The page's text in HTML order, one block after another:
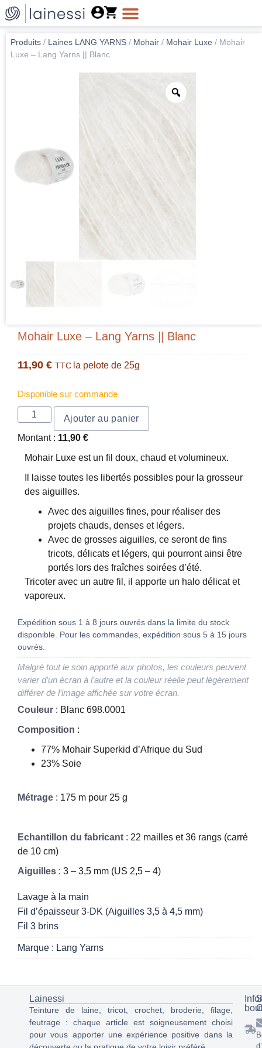
Produits / Laines LANG YARNS / Mohair / Mohair Luxe / Mohair
Luxe – Lang Yarns || Blanc
Mohair Luxe – Lang Yarns || Blanc
11,90 € TTC la pelote de 25g
Disponible sur commande
Ajouter au panier
Montant : 11,90 €
Mohair Luxe est un fil doux, chaud et volumineux.
Il laisse toutes les libertés possibles pour la grosseur
des aiguilles.
Avec des aiguilles fines, pour réaliser des
projets chauds, denses et légers.
Avec de grosses aiguilles, ce seront de fins
tricots, délicats et légers, qui pourront ainsi être
portés lors des fraîches soirées d’été.
Tricoter avec un autre fil, il apporte un halo délicat et
vaporeux.
Expédition sous 1 à 8 jours ouvrés dans la limite du stock
disponible. Pour les commandes, expédition sous 5 à 15 jours
ouvrés.
Malgré tout le soin apporté aux photos, les couleurs peuvent
varier d’un écran à l’autre et la couleur réelle peut légèrement
différer de l’image affichée sur votre écran.
Couleur : Blanc 698.0001
Composition :
77% Mohair Superkid d’Afrique du Sud
23% Soie
Métrage : 175 m pour 25 g
Echantillon du fabricant : 22 mailles et 36 rangs (carré
de 10 cm)
Aiguilles : 3 – 3,5 mm (US 2,5 – 4)
Lavage à la main
Fil d’épaisseur 3-DK (Aiguilles 3,5 à 4,5 mm)
Fil 3 brins
Marque : Lang Yarns
Lainessi
Teinture de laine, tricot, crochet, broderie, filage,
feutrage : chaque article est soigneusement choisi
pour vous apporter une expérience positive dans la